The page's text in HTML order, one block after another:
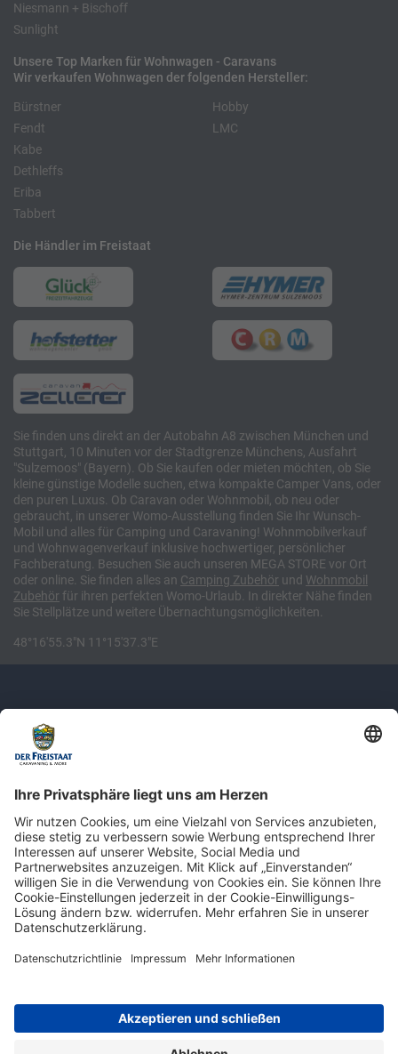
Niesmann + Bischoff
Sunlight
Unsere Top Marken für Wohnwagen - Caravans
Wir verkaufen Wohnwagen der folgenden Hersteller:
Bürstner
Fendt
Kabe
Hobby
LMC
Dethleffs
Eriba
Tabbert
Die Händler im Freistaat
Sie finden uns direkt an der Autobahn A8 zwischen München und
Stuttgart, 10 Minuten vor der Stadtgrenze Münchens, Ausfahrt
"Sulzemoos" (Bayern). Ob Sie kaufen oder mieten möchten, ob Sie
kleine günstige Modelle suchen, etwa kompakte Camper Vans, oder
den puren Luxus. Ob Caravan oder Wohnmobil, ob neu oder
gebraucht, in unserer Womo-Ausstellung finden Sie Ihr Wunsch-
Mobil und alles für Camping und Caravaning! Wohnmobilverkauf
und Wohnwagenverkauf inklusive hochwertiger, persönlicher
Fachberatung. Besuchen Sie auch unseren MEGA STORE vor Ort
oder online. Sie finden alles an Camping Zubehör und Wohnmobil
Zubehör für ihren perfekten Womo-Urlaub. In direkter Nähe finden
Sie Stellplätze und weitere Übernachtungsmöglichkeiten.
48°16'55.3"N 11°15'37.3"E
Newsletter: Jetzt auf
shop.derfreistaat.de anmelden und
einen 5€ Gutschein für unseren Online-
Shop erhalten!*
Impressum Datenschutz Barrierefreiheit